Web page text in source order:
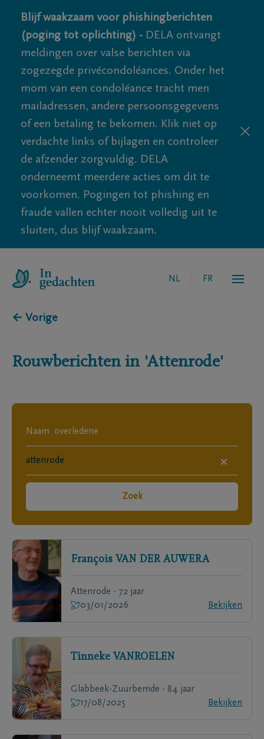
Blijf waakzaam voor phishingberichten
(poging tot oplichting) - DELA ontvangt
meldingen over valse berichten via
zogezegde privécondoléances. Onder het
mom van een condoléance tracht men
mailadressen, andere persoonsgegevens
of een betaling te bekomen. Klik niet op
verdachte links of bijlagen en controleer
de afzender zorgvuldig. DELA
onderneemt meerdere acties om dit te
voorkomen. Pogingen tot phishing en
fraude vallen echter nooit volledig uit te
sluiten, dus blijf waakzaam.
NL FR
← Vorige
Rouwberichten in 'Attenrode'
×
Zoek
François VAN DER AUWERA
Attenrode - 72 jaar
03/01/2026
Bekijken
Tinneke VANROELEN
Glabbeek-Zuurbemde - 84 jaar
17/08/2025
Bekijken